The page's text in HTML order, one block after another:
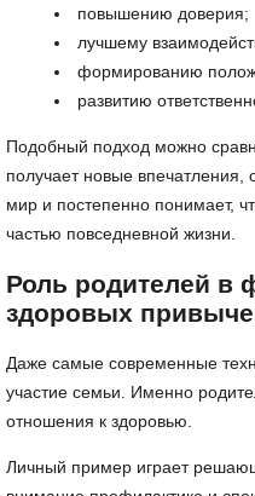
повышению доверия;
лучшему
формированию
развитию
Подобный подход можно
получает новые впечатления,
мир и постепенно понимает,
частью повседневной жизни.
Роль родителей в
здоровых
Даже самые современные
участие семьи. Именно
отношения к здоровью.
Личный пример играет